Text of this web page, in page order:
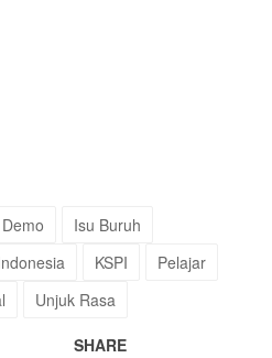
Demo
Isu Buruh
KSPI
Pelajar
Unjuk Rasa
SHARE